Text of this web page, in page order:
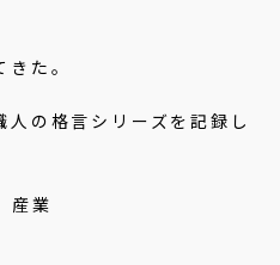
た。
の格言シリーズを記録し
産業